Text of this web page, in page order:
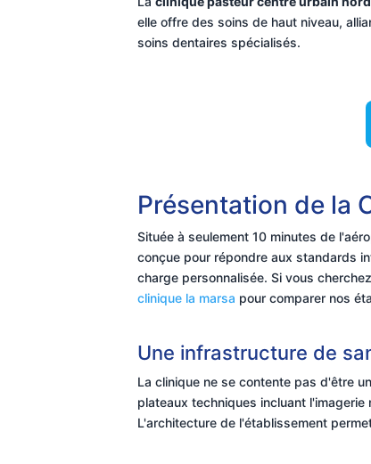
elle offre des soins de haut niveau,
soins dentaires spécialisés.
Présentation de la
Située à seulement 10 minutes de
conçue pour répondre aux standards
charge personnalisée. Si vous
clinique la marsa pour comparer nos
Une infrastructure de
La clinique ne se contente pas d'être
plateaux techniques incluant
L'architecture de l'établissement